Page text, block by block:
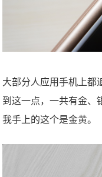
大部分人应用手机上都
到这一点，一共有金、
我手上的这个是金黄。